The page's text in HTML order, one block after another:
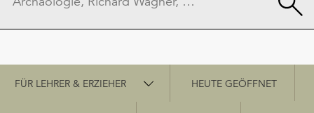
Schnellzugriff
FÜR LEHRER & ERZIEHER HEUTE GEÖFFNET